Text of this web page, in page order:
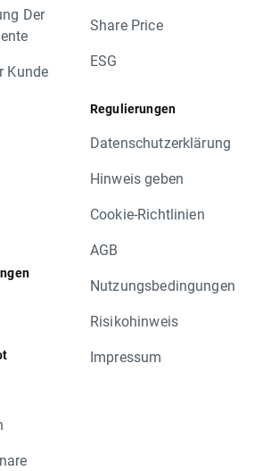
Der
Kunde
Share Price
ESG
Regulierungen
Datenschutzerklärung
Hinweis geben
Cookie-Richtlinien
AGB
Nutzungsbedingungen
Risikohinweis
Impressum